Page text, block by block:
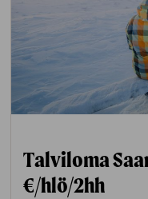
Talviloma
€/hlö/2hh